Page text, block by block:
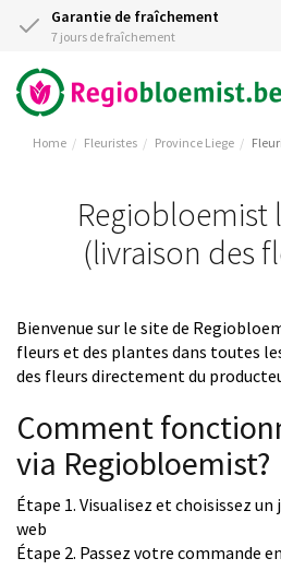
Garantie de fraîchement
7 jours de fraîchement
Home Fleuristes Province Liege
Regiobloemist
(livraison des
Bienvenue sur le site de
fleurs et des plantes dans toutes
des fleurs directement du
Comment
via Regiobloemist?
Étape 1. Visualisez et choisissez
web
Étape 2. Passez votre commande